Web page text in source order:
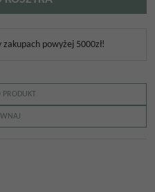
zakupach powyżej 5000zł!
PRODUKT